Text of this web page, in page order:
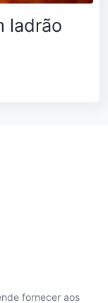
ladrão
fornecer aos